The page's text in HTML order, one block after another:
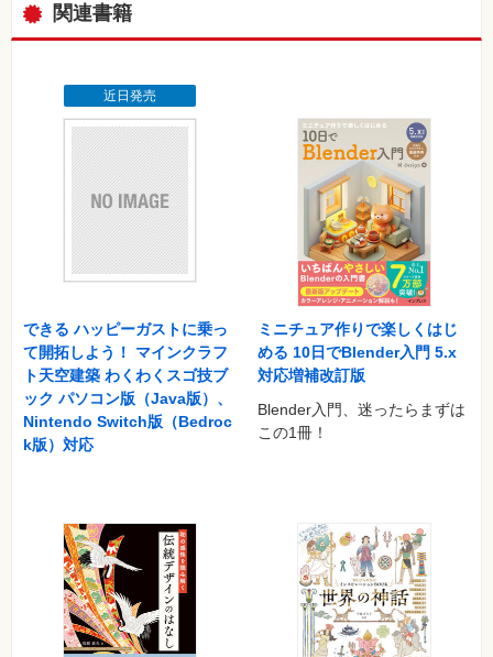
関連書籍
近日発売
できる ハッピーガストに乗っ
て開拓しよう！ マインクラフ
ト天空建築 わくわくスゴ技ブ
ック パソコン版（Java版）、
Nintendo Switch版（Bedroc
k版）対応
ミニチュア作りで楽しくはじ
める 10日でBlender入門 5.x
対応増補改訂版
Blender入門、迷ったらまずは
この1冊！